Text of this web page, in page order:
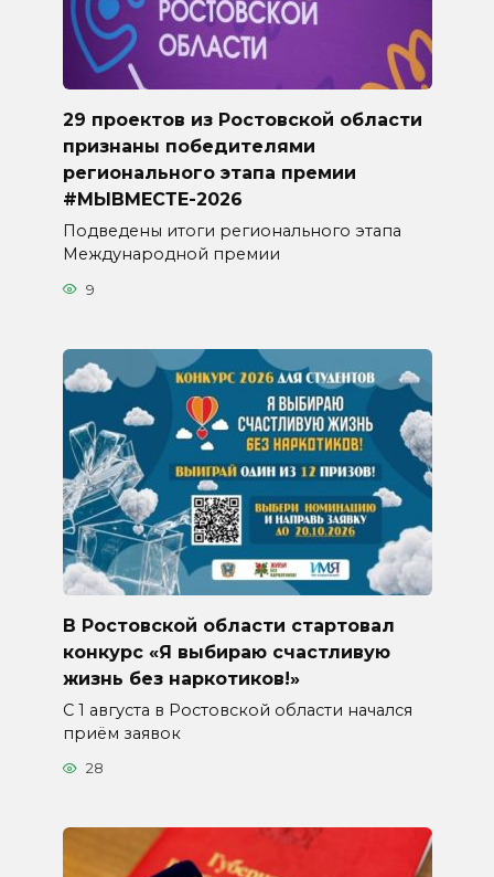
29 проектов из Ростовской области
признаны победителями
регионального этапа премии
#МЫВМЕСТЕ-2026
Подведены итоги регионального этапа
Международной премии
9
В Ростовской области стартовал
конкурс «Я выбираю счастливую
жизнь без наркотиков!»
С 1 августа в Ростовской области начался
приём заявок
28